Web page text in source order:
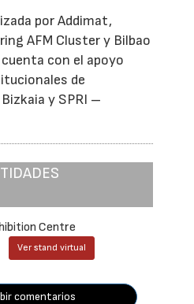
por Addimat,
AFM Cluster y Bilbao
con el apoyo
de
y SPRI –
Centre
Ver stand virtual
comentarios